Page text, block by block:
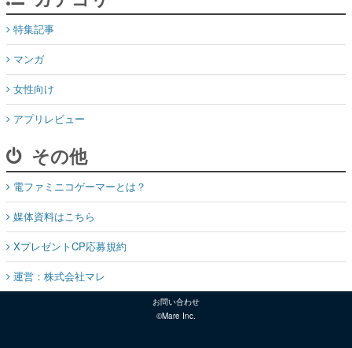
特集記事
マンガ
女性向け
アプリレビュー
その他
電ファミニコゲーマーとは？
媒体資料はこちら
XプレゼントCP応募規約
運営：株式会社マレ
お問い合わせ
©Mare Inc.